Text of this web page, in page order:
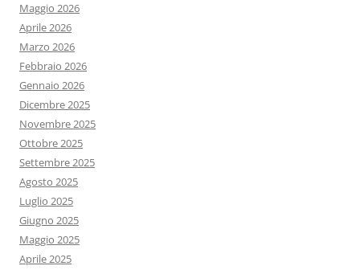
Maggio 2026
Aprile 2026
Marzo 2026
Febbraio 2026
Gennaio 2026
Dicembre 2025
Novembre 2025
Ottobre 2025
Settembre 2025
Agosto 2025
Luglio 2025
Giugno 2025
Maggio 2025
Aprile 2025